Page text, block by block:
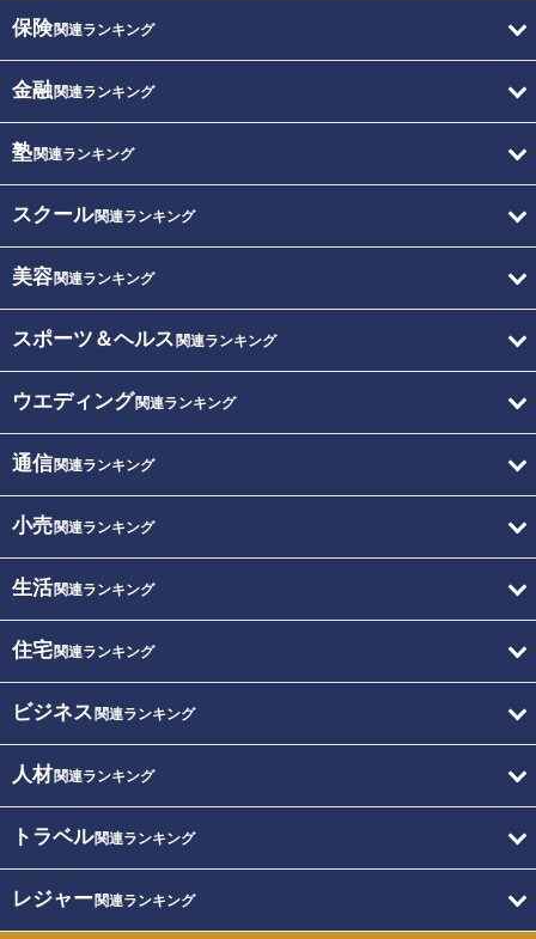
保険関連ランキング
金融関連ランキング
塾関連ランキング
スクール関連ランキング
美容関連ランキング
スポーツ＆ヘルス 関連ランキング
ウエディング関連ランキング
通信関連ランキング
小売関連ランキング
生活関連ランキング
住宅関連ランキング
ビジネス 関連ランキング
人材関連ランキング
トラベル関連ランキング
レジャー関連ランキング